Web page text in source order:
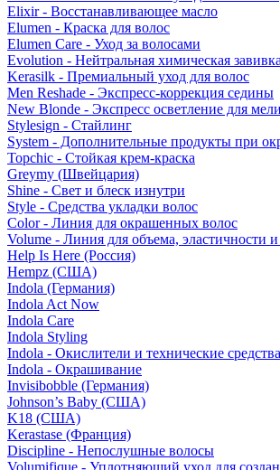
Elixir - Восстанавливающее масло
Elumen - Краска для волос
Elumen Care - Уход за волосами
Evolution - Нейтральная химическая завивка
Kerasilk - Премиальный уход для волос
Men Reshade - Экспресс-коррекция седины
New Blonde - Экспресс осветление для
Stylesign - Стайлинг
System - Дополнительные продукты при
Topchic - Стойкая крем-краска
Greymy (Швейцария)
Shine - Свет и блеск изнутри
Style - Средства укладки волос
Color - Линия для окрашенных волос
Volume - Линия для объема, эластичности
Help Is Here (Россия)
Hempz (США)
Indola (Германия)
Indola Act Now
Indola Care
Indola Styling
Indola - Окислители и технические средства
Indola - Окрашивание
Invisibobble (Германия)
Johnson’s Baby (США)
K18 (США)
Kerastase (Франция)
Discipline - Непослушные волосы
Volumifique - Уплотняющий уход для